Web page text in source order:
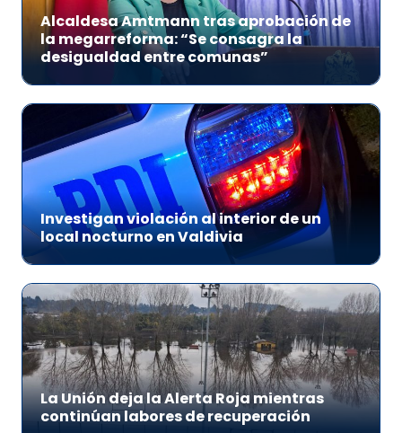
Alcaldesa Amtmann tras aprobación de
la megarreforma: “Se consagra la
desigualdad entre comunas”
Investigan violación al interior de un
local nocturno en Valdivia
La Unión deja la Alerta Roja mientras
continúan labores de recuperación